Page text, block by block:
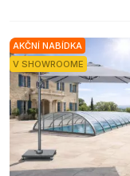
AKČNÍ NABÍDKA
V SHOWROOME